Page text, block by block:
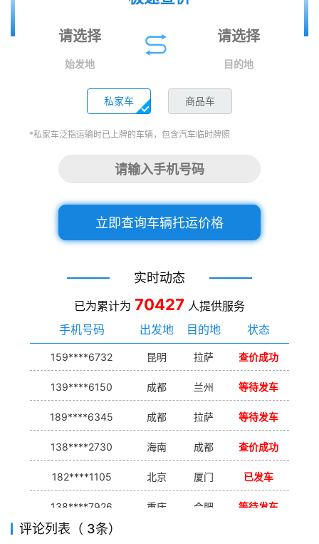
始发地 目的地
私家车 商品车
*私家车泛指运输时已上牌的车辆，包含汽车临时牌照
立即查询车辆托运价格
实时动态
已为累计为 70427 人提供服务
手机号码
出发地 目的地 状态
159****6732 昆明 拉萨 查价成功
139****6150 成都 兰州 等待发车
189****6345 成都 拉萨 等待发车
138****2730 海南 成都 查价成功
182****1105 北京 厦门 已发车
138****7926 重庆 合肥 等待发车
139****9233
评论列表（ 3条）